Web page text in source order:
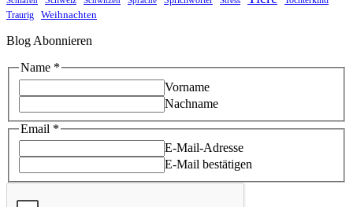
Traurig Weihnachten
Blog Abonnieren
Email
Email
Name *
Vorname
Nachname
Email *
E-Mail-Adresse
E-Mail bestätigen